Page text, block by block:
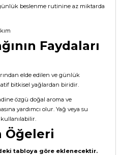
beslenme rutinine az miktarda
Faydaları
elde edilen ve günlük
bitkisel yağlardan biridir.
özgü doğal aroma ve
yardımcı olur. Yağ veya su
Öğeleri
tabloya göre eklenecektir.